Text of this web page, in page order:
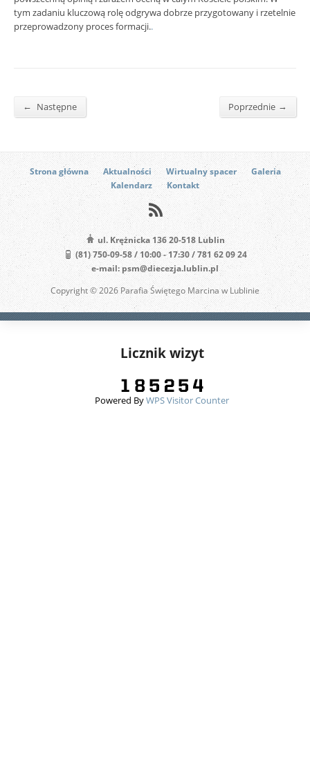
tym zadaniu kluczową rolę odgrywa dobrze przygotowany i rzetelnie
przeprowadzony proces formacji..
← Następne Poprzednie →
Strona główna Aktualności Wirtualny spacer
Galeria
Kalendarz
Kontakt
ul. Krężnicka 136 20-518 Lublin
(81) 750-09-58 / 10:00 - 17:30 / 781 62 09 24
e-mail: psm@diecezja.lublin.pl
Copyright © 2026 Parafia Świętego Marcina w Lublinie
Licznik wizyt
Powered ByWPS Visitor Counter